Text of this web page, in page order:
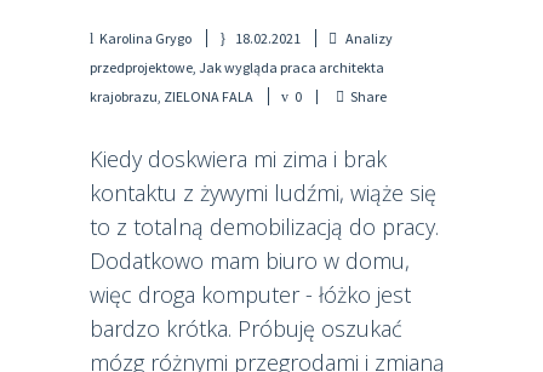
Karolina Grygo 18.02.2021
Analizy
przedprojektowe, Jak wygląda praca architekta
krajobrazu, ZIELONA FALA 0 Share
Kiedy doskwiera mi zima i brak
kontaktu z żywymi ludźmi, wiąże się
to z totalną demobilizacją do pracy.
Dodatkowo mam biuro w domu,
więc droga komputer - łóżko jest
bardzo krótka. Próbuję oszukać
mózg różnymi przegrodami i zmianą